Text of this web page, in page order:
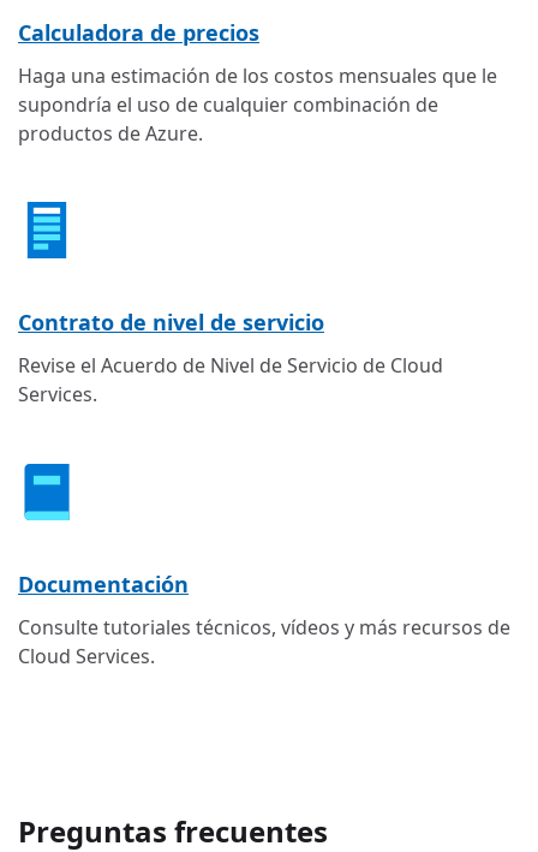
Calculadora de precios
Haga una estimación de los costos mensuales que le
supondría el uso de cualquier combinación de
productos de Azure.
Contrato de nivel de servicio
Revise el Acuerdo de Nivel de Servicio de Cloud
Services.
Documentación
Consulte tutoriales técnicos, vídeos y más recursos de
Cloud Services.
Preguntas frecuentes